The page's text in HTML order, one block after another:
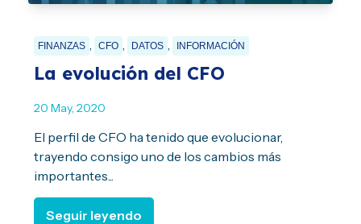
FINANZAS CFO DATOS INFORMACIÓN
La evolución del CFO
20 May, 2020
El perfil de CFO ha tenido que evolucionar,
trayendo consigo uno de los cambios más
importantes...
Seguir leyendo